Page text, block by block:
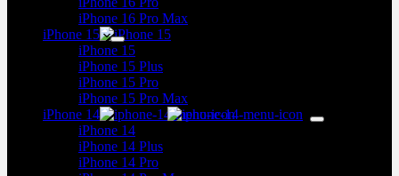
iPhone 16 Pro Max
iPhone 15
iPhone 15
iPhone 15 Plus
iPhone 15 Pro
iPhone 15 Pro Max
iPhone 14
iPhone 14
iPhone 14 Plus
iPhone 14 Pro